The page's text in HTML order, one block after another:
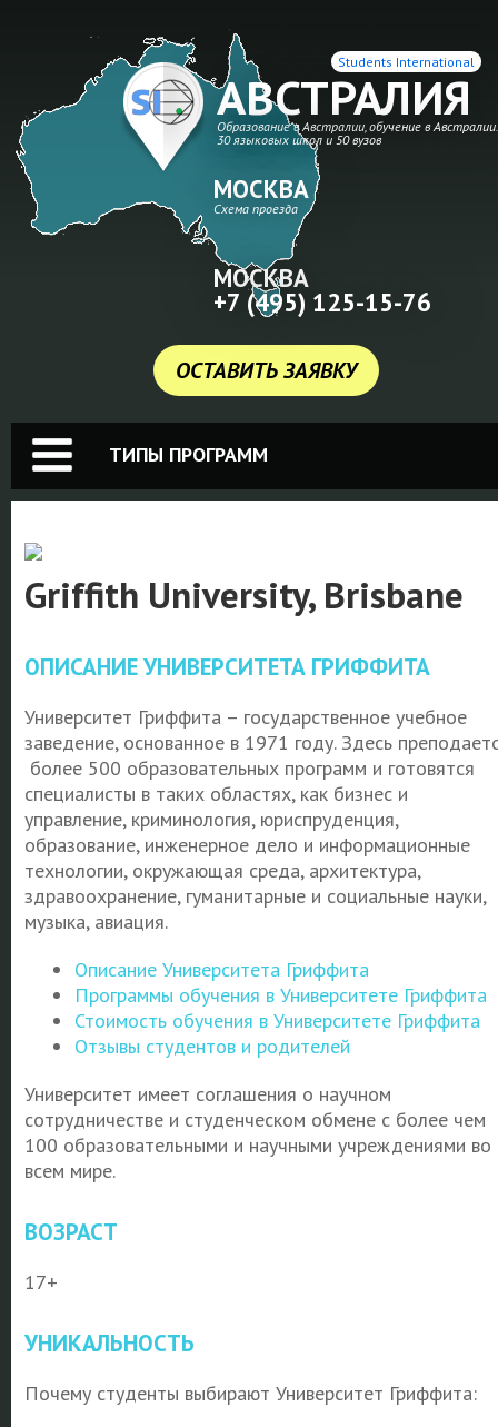
АВСТРАЛИЯ
Образование в Австралии, обучение в Австралии.
30 языковых школ и 50 вузов
Students International
ОСТАВИТЬ ЗАЯВКУ
МОСКВА
Схема проезда
МОСКВА
+7 (495) 125-15-76
ТИПЫ ПРОГРАММ
Griffith University, Brisbane
ОПИСАНИЕ УНИВЕРСИТЕТА ГРИФФИТА
Университет Гриффита – государственное учебное
заведение, основанное в 1971 году. Здесь
более 500 образовательных программ и готовятся
специалисты в таких областях, как бизнес и
управление, криминология, юриспруденция,
образование, инженерное дело и информационные
технологии, окружающая среда, архитектура,
здравоохранение, гуманитарные и социальные науки,
музыка, авиация.
Описание Университета Гриффита
Программы обучения в Университете Гриффита
Стоимость обучения в Университете Гриффита
Отзывы студентов и родителей
Университет имеет соглашения о научном
сотрудничестве и студенческом обмене с более чем
100 образовательными и научными учреждениями во
всем мире.
ВОЗРАСТ
17+
УНИКАЛЬНОСТЬ
Почему студенты выбирают Университет Гриффита: